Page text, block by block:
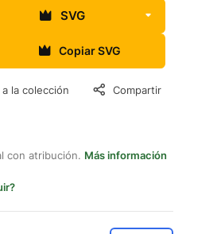
SVG
Copiar SVG
la colección Compartir
con atribución. Más información